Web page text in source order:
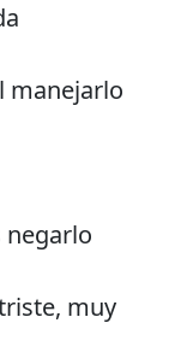
manejarlo
negarlo
muy